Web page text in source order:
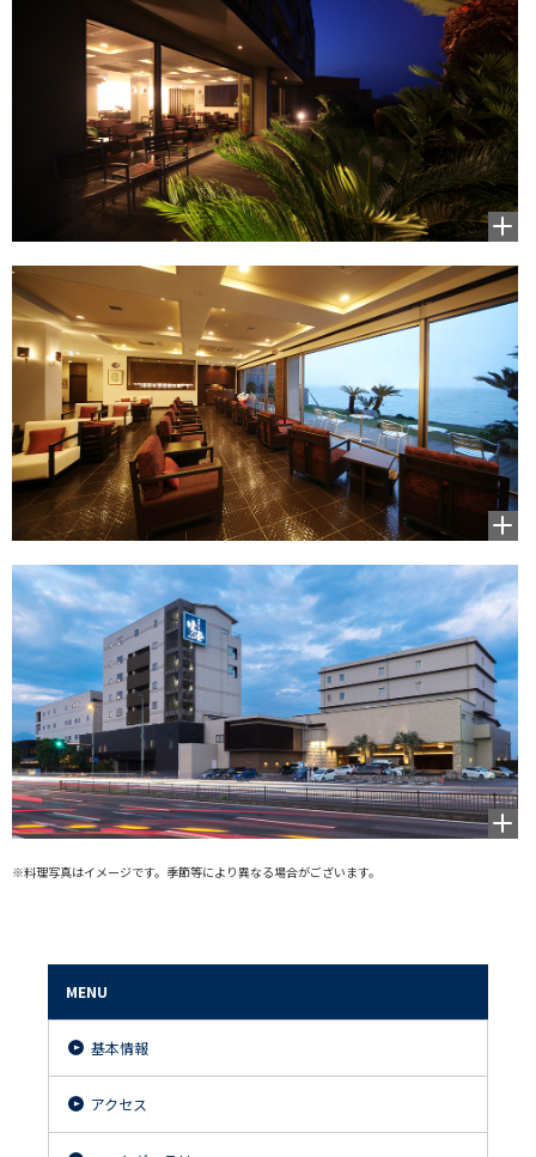
拡大
して
見る
拡大
して
見る
拡大
して
見る
※料理写真はイメージです。季節等により異なる場合がございます。
MENU
基本情報
アクセス